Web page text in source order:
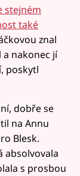
stejném
také
znal
nakonec jí
poskytl
dobře se
na Annu
Blesk.
absolvovala
s prosbou